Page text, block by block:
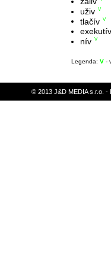
uživ V
tlačív V
exekutív
nív V
Legenda: V -
© 2013 J&D MEDIA s.r.o.